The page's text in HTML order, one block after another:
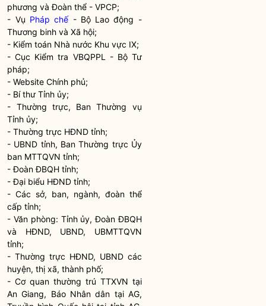
phương và Đoàn thể - VPCP;
- Vụ Pháp chế- Bộ Lao động -
Thương binh vàXã hội;
- Kiểm toán Nhà nước Khu vực IX;
- Cục Kiểm tra VBQPPL - Bộ Tư
pháp;
- Website Chính phủ;
- Bí thư Tỉnh ủy;
- Thường trực, Ban Thường vụ
Tỉnh ủy;
- Thường trực HĐND tỉnh;
- UBND tỉnh, Ban Thường trực Ủy
ban MTTQVN tỉnh;
- Đoàn ĐBQH tỉnh;
- Đại biểu HĐND tỉnh;
- Các sở, ban, ngành, đoàn thể
cấp tỉnh;
- Văn phòng: Tỉnh ủy, Đoàn ĐBQH
và HĐND, UBND, UBMTTQVN
tỉnh;
- Thường trực HĐND, UBND các
huyện, thịxã, thành phố;
- Cơ quan thường trú TTXVN tại
An Giang, Báo Nhân dân tại AG,